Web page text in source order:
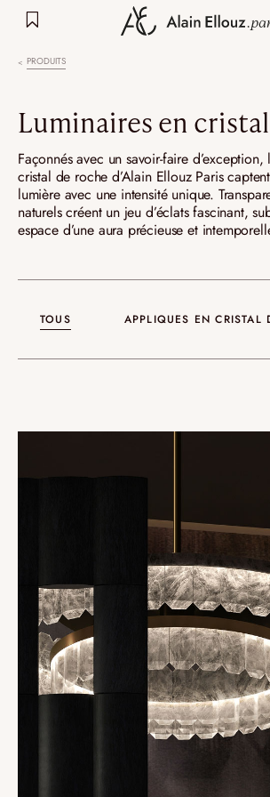
PRODUITS
Luminaires en
Façonnés avec un savoir-faire
cristal de roche d’Alain Ellouz Paris
lumière avec une intensité unique.
naturels créent un jeu d’éclats fascinant,
espace d’une aura précieuse et
TOUS APPLIQUES EN CRISTAL
Collections
Reflexion
Vesuve
Atelier
Cristal de
Edition